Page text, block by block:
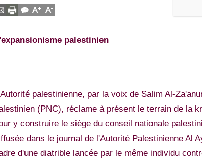
palestinien
palestinienne, par la voix de Salim Al-
(PNC), réclame à présent le terrain de la
y construire le siège du conseil nationale
dans le journal de l'Autorité Palestinienne Al
d'une diatrible lancée par le même individu